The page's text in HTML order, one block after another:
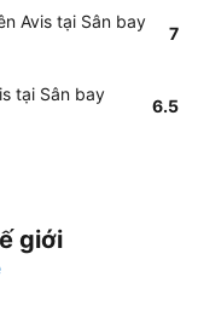
Avis tại Sân bay
7
tại Sân bay
6.5
giới